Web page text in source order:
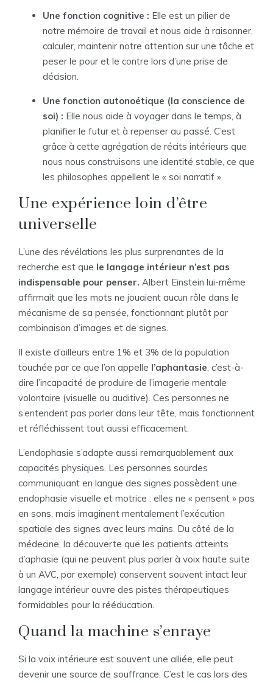
Une fonction cognitive : Elle est un pilier de
notre mémoire de travail et nous aide à raisonner,
calculer, maintenir notre attention sur une tâche et
peser le pour et le contre lors d’une prise de
décision.
Une fonction autonoétique (la conscience de
soi) : Elle nous aide à voyager dans le temps, à
planifier le futur et à repenser au passé. C’est
grâce à cette agrégation de récits intérieurs que
nous nous construisons une identité stable, ce que
les philosophes appellent le « soi narratif ».
Une expérience loin d’être
universelle
L’une des révélations les plus surprenantes de la
recherche est que le langage intérieur n’est pas
indispensable pour penser. Albert Einstein lui-même
affirmait que les mots ne jouaient aucun rôle dans le
mécanisme de sa pensée, fonctionnant plutôt par
combinaison d’images et de signes.
Il existe d’ailleurs entre 1% et 3% de la population
touchée par ce que l’on appelle l’aphantasie, c’est-à-
dire l’incapacité de produire de l’imagerie mentale
volontaire (visuelle ou auditive). Ces personnes ne
s’entendent pas parler dans leur tête, mais fonctionnent
et réfléchissent tout aussi efficacement.
L’endophasie s’adapte aussi remarquablement aux
capacités physiques. Les personnes sourdes
communiquant en langue des signes possèdent une
endophasie visuelle et motrice : elles ne « pensent » pas
en sons, mais imaginent mentalement l’exécution
spatiale des signes avec leurs mains. Du côté de la
médecine, la découverte que les patients atteints
d’aphasie (qui ne peuvent plus parler à voix haute suite
à un AVC, par exemple) conservent souvent intact leur
langage intérieur ouvre des pistes thérapeutiques
formidables pour la rééducation.
Quand la machine s’enraye
Si la voix intérieure est souvent une alliée, elle peut
devenir une source de souffrance. C’est le cas lors des